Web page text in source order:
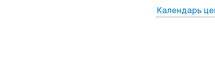
Календарь